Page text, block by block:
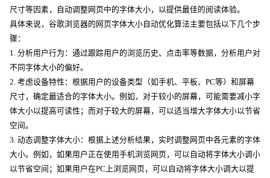
尺寸等因素，自动调整网页中的字体大小，以提供最佳的阅读体验。
具体来说，谷歌浏览器的网页字体大小自动优化算法主要包括以下几个步
骤：
1. 分析用户行为：通过跟踪用户的浏览历史、点击率等数据，分析用户对
不同字体大小的偏好。
2. 考虑设备特性：根据用户的设备类型（如手机、平板、PC等）和屏幕
尺寸，确定最适合的字体大小。例如，对于较小的屏幕，可能需要减小字
体大小以提高可读性；而对于较大的屏幕，可以适当增大字体大小以节省
空间。
3. 动态调整字体大小：根据上述分析结果，实时调整网页中各元素的字体
大小。例如，如果用户正在使用手机浏览网页，可以自动将字体大小调小
以节省空间；如果用户在PC上浏览网页，可以自动将字体大小调大以提